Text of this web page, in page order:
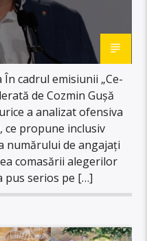
cadrul emisiunii „Ce-
de Cozmin Gușă
a analizat ofensiva
ce propune inclusiv
numărului de angajați
comasării alegerilor
pus serios pe […]